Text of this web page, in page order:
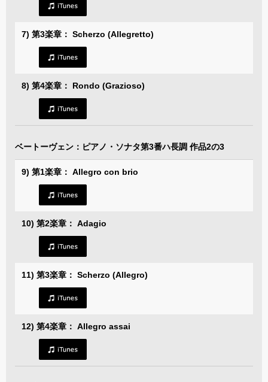
7) 第3楽章： Scherzo (Allegretto)
8) 第4楽章： Rondo (Grazioso)
ベートーヴェン：ピアノ・ソナタ第3番ハ長調 作品2の3
9) 第1楽章： Allegro con brio
10) 第2楽章： Adagio
11) 第3楽章： Scherzo (Allegro)
12) 第4楽章： Allegro assai